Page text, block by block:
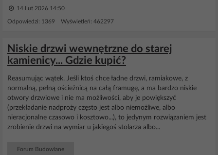
14 Lut 2026 14:50
Odpowiedzi: 1369 Wyświetleń: 462297
Niskie drzwi wewnętrzne do starej
kamienicy... Gdzie kupić?
Reasumując wątek. Jeśli ktoś chce ładne drzwi, ramiakowe, z
normalną, pełną ościeżnicą na całą framugę, a ma bardzo niskie
otwory drzwiowe i nie ma możliwości, aby je powiększyć
(przekładanie nadproży często jest albo niemożliwe, albo
nieracjonalne czasowo i kosztowo...), to jedynym rozwiązaniem jest
zrobienie drzwi na wymiar u jakiegoś stolarza albo...
Forum Budowlane